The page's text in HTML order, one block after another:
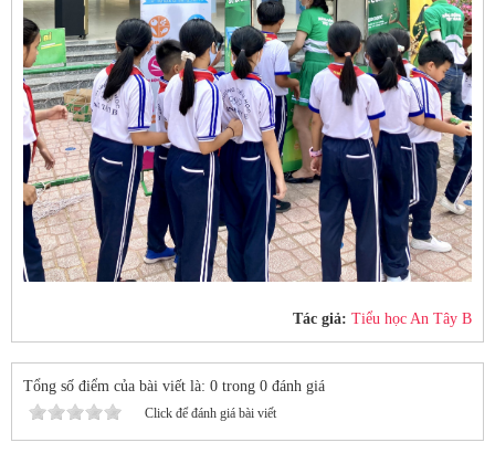
Tác giả: Tiểu học An Tây B
Tổng số điểm của bài viết là: 0 trong 0 đánh giá
Click để đánh giá bài viết